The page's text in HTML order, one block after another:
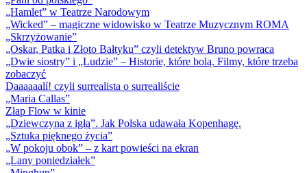
„Hamlet” w Teatrze Narodowym
„Wicked” – magiczne widowisko w Teatrze Muzycznym ROMA
„Skrzyżowanie”
„Oskar, Patka i Złoto Bałtyku” czyli detektyw Bruno powraca
„Dwie siostry” i „Ludzie” – Historie, które bolą. Filmy, które trzeba
zobaczyć
Daaaaaalí! czyli surrealista o surrealiście
„Maria Callas”
Złap Flow w kinie
„Dziewczyna z igłą”. Jak Polska udawała Kopenhagę.
„Sztuka pięknego życia”
„W pokoju obok” – z kart powieści na ekran
„Lany poniedziałek”